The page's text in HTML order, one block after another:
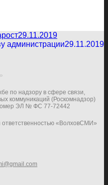
29.11.2019
администрации29.11.2019
по надзору в сфере связи,
коммуникаций (Роскомнадзор)
ЭЛ № ФС 77-72442
«ВолховСМИ»